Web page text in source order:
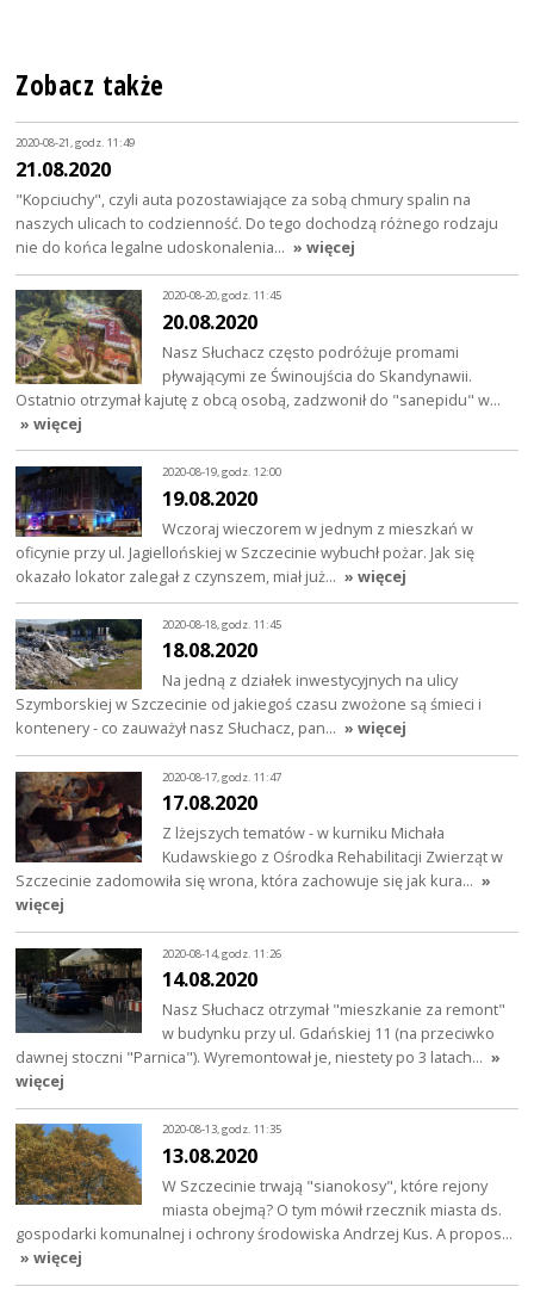
Zobacz także
2020-08-21, godz. 11:49
21.08.2020
"Kopciuchy", czyli auta pozostawiające za sobą chmury spalin na
naszych ulicach to codzienność. Do tego dochodzą różnego rodzaju
nie do końca legalne udoskonalenia… » więcej
2020-08-20, godz. 11:45
20.08.2020
Nasz Słuchacz często podróżuje promami
pływającymi ze Świnoujścia do Skandynawii.
Ostatnio otrzymał kajutę z obcą osobą, zadzwonił do "sanepidu" w…
» więcej
2020-08-19, godz. 12:00
19.08.2020
Wczoraj wieczorem w jednym z mieszkań w
oficynie przy ul. Jagiellońskiej w Szczecinie wybuchł pożar. Jak się
okazało lokator zalegał z czynszem, miał już… » więcej
2020-08-18, godz. 11:45
18.08.2020
Na jedną z działek inwestycyjnych na ulicy
Szymborskiej w Szczecinie od jakiegoś czasu zwożone są śmieci i
kontenery - co zauważył nasz Słuchacz, pan… » więcej
2020-08-17, godz. 11:47
17.08.2020
Z lżejszych tematów - w kurniku Michała
Kudawskiego z Ośrodka Rehabilitacji Zwierząt w
Szczecinie zadomowiła się wrona, która zachowuje się jak kura… »
więcej
2020-08-14, godz. 11:26
14.08.2020
Nasz Słuchacz otrzymał "mieszkanie za remont"
w budynku przy ul. Gdańskiej 11 (na przeciwko
dawnej stoczni "Parnica"). Wyremontował je, niestety po 3 latach… »
więcej
2020-08-13, godz. 11:35
13.08.2020
W Szczecinie trwają "sianokosy", które rejony
miasta obejmą? O tym mówił rzecznik miasta ds.
gospodarki komunalnej i ochrony środowiska Andrzej Kus. A propos…
» więcej